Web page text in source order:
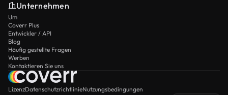
Unternehmen
Um
Coverr Plus
Entwickler / API
Blog
Häufig gestellte Fragen
Werben
Kontaktieren Sie uns
LizenzDatenschutzrichtlinieNutzungsbedingungen